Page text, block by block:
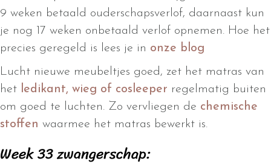
9 weken betaald ouderschapsverlof, daarnaast kun
je nog 17 weken onbetaald verlof opnemen. Hoe het
precies geregeld is lees je in onze blog
Lucht nieuwe meubeltjes goed, zet het matras van
het ledikant, wieg of cosleeper regelmatig buiten
om goed te luchten. Zo vervliegen de chemische
stoffen waarmee het matras bewerkt is.
Week 33 zwangerschap: